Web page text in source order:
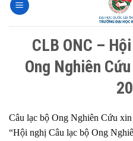
CLB ONC –
Ong Nghiên
Câu lạc bộ Ong Nghiên Cứu
“Hội nghị Câu lạc bộ Ong